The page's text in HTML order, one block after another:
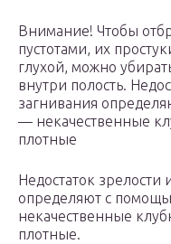
Внимание! Чтобы
пустотами, их
глухой, можно
внутри полость.
загнивания
— некачественные
плотные
Недостаток зрелости
определяют с
некачественные
плотные.